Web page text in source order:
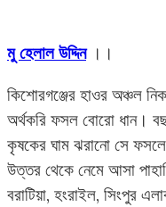
মু হেলাল উদ্দিন।।
কিশোরগঞ্জের হাওর অঞ্চল
অর্থকরি ফসল বোরো ধান।
কৃষকের ঘাম ঝরানো সে
উত্তর থেকে নেমে আসা
বরাটিয়া, হংরাইল, সিংপুর